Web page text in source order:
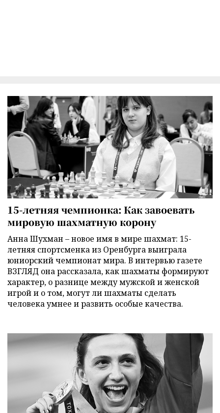
15-летняя чемпионка: Как завоевать
мировую шахматную корону
Анна Шухман – новое имя в мире шахмат: 15-
летняя спортсменка из Оренбурга выиграла
юниорский чемпионат мира. В интервью газете
ВЗГЛЯД она рассказала, как шахматы формируют
характер, о разнице между мужской и женской
игрой и о том, могут ли шахматы сделать
человека умнее и развить особые качества.